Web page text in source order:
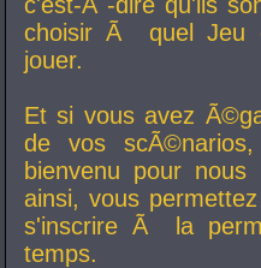
choisir Ã quel Jeu
jouer.
Et si vous avez
de vos
bienvenu pour
ainsi, vous
s'inscrire Ã la
temps.